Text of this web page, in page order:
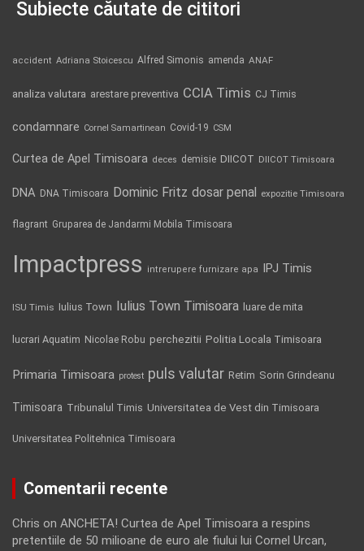
Subiecte căutate de cititori
accident Adriana Stoicescu Alfred Simonis amenda ANAF
analiza valutara arestare preventiva CCIA Timis CJ Timis
condamnare Cornel Samartinean Covid-19 CSM
Curtea de Apel Timisoara deces demisie DIICOT DIICOT Timisoara
DNA DNA Timisoara Dominic Fritz dosar penal expozitie Timisoara
flagrant Gruparea de Jandarmi Mobila Timisoara
Impactpress intrerupere furnizare apa IPJ Timis
ISU Timis Iulius Town Iulius Town Timisoara luare de mita
lucrari Aquatim Nicolae Robu perchezitii Politia Locala Timisoara
Primaria Timisoara protest puls valutar Retim Sorin Grindeanu
Timisoara Tribunalul Timis Universitatea de Vest din Timisoara
Universitatea Politehnica Timisoara
Comentarii recente
Chris on ANCHETA! Curtea de Apel Timisoara a respins
pretentiile de 50 milioane de euro ale fiului lui Cornel Urcan,